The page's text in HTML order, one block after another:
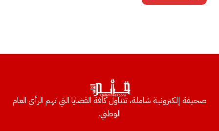
صحيفة إلكترونية شاملة، تتناول كافة القضايا التي تهم الرأي العام
الوطني.